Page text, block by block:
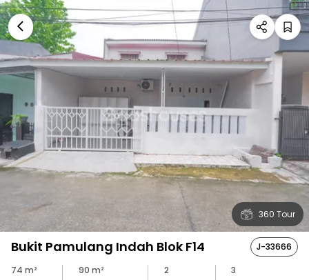
360 Tour
Bukit Pamulang Indah Blok F14
J-33666
74 m²
90 m²
2
3